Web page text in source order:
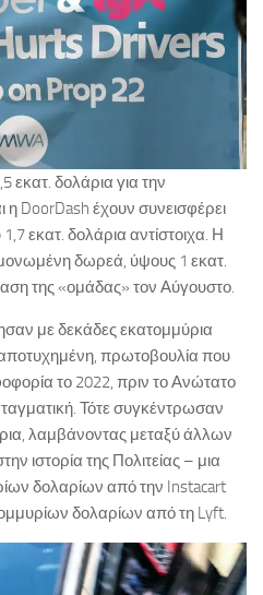
εκατ. δολάρια για την
η DoorDash έχουν συνεισφέρει
εκατ. δολάρια αντίστοιχα. Η
δωρεά, ύψους 1 εκατ.
της «ομάδας» τον Αύγουστο.
με δεκάδες εκατομμύρια
πρωτοβουλία που
το 2022, πριν το Ανώτατο
Τότε συγκέντρωσαν
λαμβάνοντας μεταξύ άλλων
ιστορία της Πολιτείας – μια
δολαρίων από την Instacart
δολαρίων από τη Lyft.